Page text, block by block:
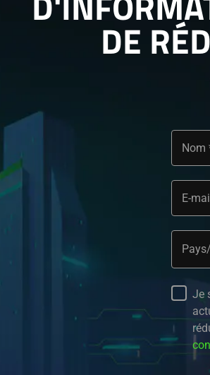
DE
Nom
E-
Je